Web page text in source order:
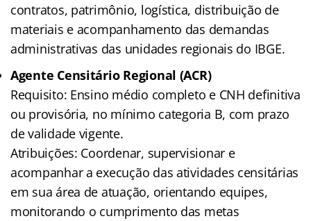
contratos, patrimônio, logística, distribuição de
materiais e acompanhamento das demandas
administrativas das unidades regionais do IBGE.
Agente Censitário Regional (ACR)
Requisito: Ensino médio completo e CNH definitiva
ou provisória, no mínimo categoria B, com prazo
de validade vigente.
Atribuições: Coordenar, supervisionar e
acompanhar a execução das atividades censitárias
em sua área de atuação, orientando equipes,
monitorando o cumprimento das metas